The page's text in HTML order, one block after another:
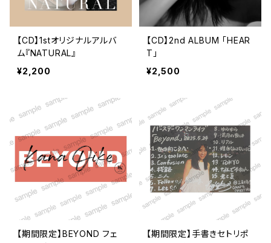
【CD】1stオリジナルアルバ
ム『NATURAL』
¥2,200
【CD】2nd ALBUM 「HEAR
T」
¥2,500
【期間限定】BEYOND フェ
【期間限定】手書きセトリポ